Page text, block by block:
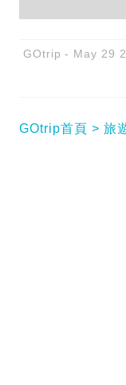
GOtrip May 29
GOtrip首頁 旅